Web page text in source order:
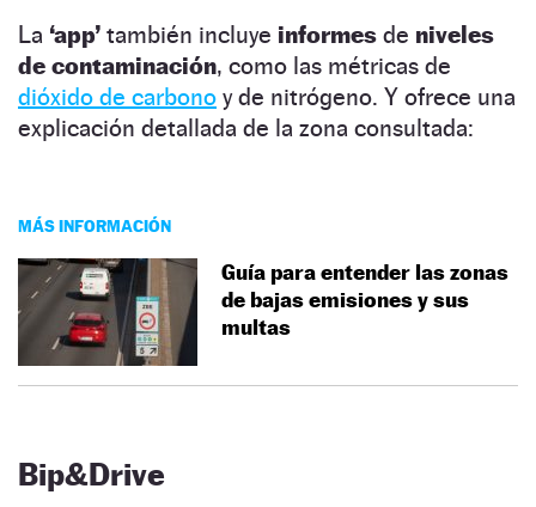
La ‘app’ también incluye informes de niveles
de contaminación, como las métricas de
dióxido de carbono y de nitrógeno. Y ofrece una
explicación detallada de la zona consultada:
MÁS INFORMACIÓN
Guía para entender las zonas
de bajas emisiones y sus
multas
Bip&Drive